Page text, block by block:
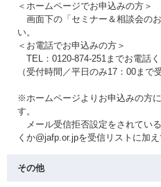
＜ホームページでお申込みの方＞
画面下の「セミナー＆相談会の
い。
＜お電話でお申込みの方＞
TEL：0120-874-251までお電話く
（受付時間／平日のみ17：00まで受
※ホームページよりお申込みの方
す。
メール受信拒否設定をされてい
くか@jafp.or.jpを受信リストに加え
その他